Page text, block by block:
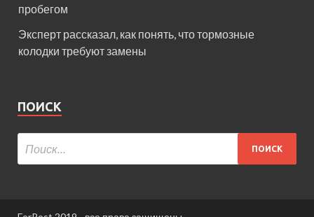
пробегом
Эксперт рассказал, как понять, что тормозные
колодки требуют замены
ПОИСК